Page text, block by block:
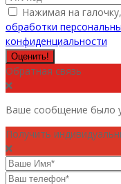
Нажимая на
обработки
конфиденциальности
Оценить!
Обратная связь
Ваше сообщение было
Получить